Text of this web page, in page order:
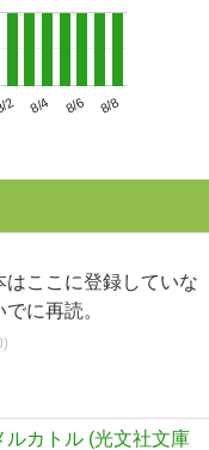
2 8/4 8/6 8/8
ここに登録していな
に再読。
)
カトル (光文社文庫